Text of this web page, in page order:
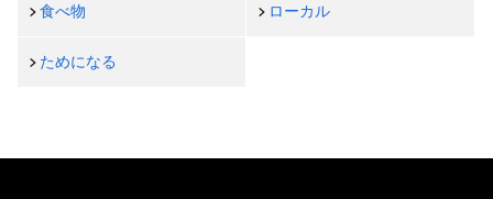
食べ物 ローカル
ためになる